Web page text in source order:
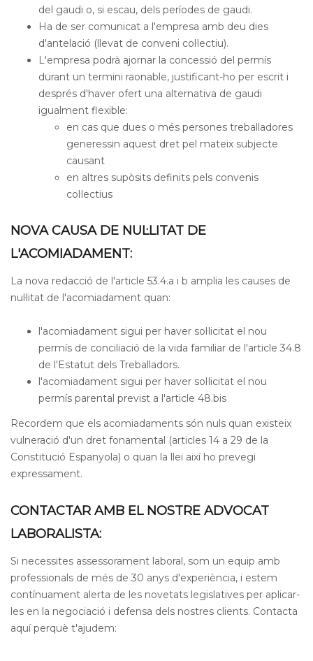
del gaudi o, si escau, dels períodes de gaudi.
Ha de ser comunicat a l'empresa amb deu dies
d'antelació (llevat de conveni col·lectiu).
L'empresa podrà ajornar la concessió del permís
durant un termini raonable, justificant-ho per escrit i
després d'haver ofert una alternativa de gaudi
igualment flexible:
en cas que dues o més persones treballadores
generessin aquest dret pel mateix subjecte
causant
en altres supòsits definits pels convenis
col·lectius
NOVA CAUSA DE NUL·LITAT DE
L'ACOMIADAMENT:
La nova redacció de l'article 53.4.a i b amplia les causes de
nul·litat de l'acomiadament quan:
l'acomiadament sigui per haver sol·licitat el nou
permís de conciliació de la vida familiar de l'article 34.8
de l'Estatut dels Treballadors.
l'acomiadament sigui per haver sol·licitat el nou
permís parental previst a l'article 48.bis
Recordem que els acomiadaments són nuls quan existeix
vulneració d'un dret fonamental (articles 14 a 29 de la
Constitució Espanyola) o quan la llei així ho prevegi
expressament.
CONTACTAR AMB EL NOSTRE ADVOCAT
LABORALISTA:
Si necessites assessorament laboral, som un equip amb
professionals de més de 30 anys d'experiència, i estem
contínuament alerta de les novetats legislatives per aplicar-
les en la negociació i defensa dels nostres clients. Contacta
aquí perquè t'ajudem: